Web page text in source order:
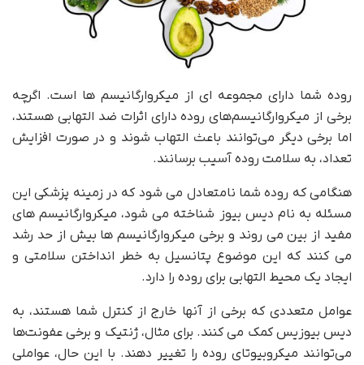
روده شما دارای مجموعه ای از میکروارگانیسم ها است. اگرچه
برخی از میکروارگانیسم‌های روده دارای اثرات ضد التهابی هستند،
اما برخی دیگر می‌توانند باعث التهاب شوند و در صورت افزایش
تعداد، به سلامت روده آسیب برسانند.
هنگامی که روده شما نامتعادل می شود که در زمینه پزشکی این
مسئله به نام دیس بیوز شناخته می شود، میکروارگانیسم های
مفید از بین می روند و برخی میکروارگانیسم ها بیش از حد رشد
می کنند که این موضوع پتانسیل به خطر انداختن سلامتی و
ایجاد یک محیط التهابی برای روده را دارد.
عوامل متعددی که برخی از آنها خارج از کنترل شما هستند، به
دیس بیوزیس کمک می کنند. برای مثال، ژنتیک و برخی عفونت‌ها
می‌توانند میکروبیوتای روده را تغییر دهند. با این حال، عواملی